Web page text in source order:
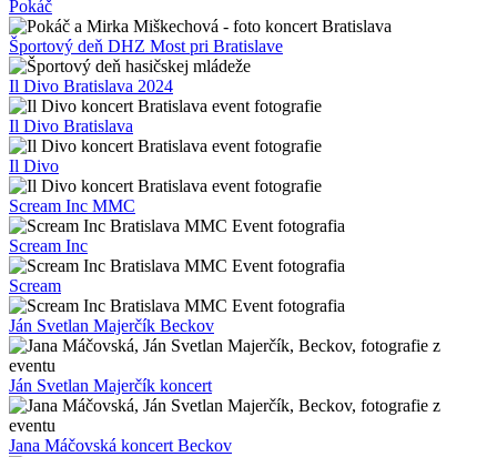
Pokáč
Športový deň DHZ Most pri Bratislave
Il Divo Bratislava 2024
Il Divo Bratislava
Il Divo
Scream Inc MMC
Scream Inc
Scream
Ján Svetlan Majerčík Beckov
Ján Svetlan Majerčík koncert
Jana Máčovská koncert Beckov